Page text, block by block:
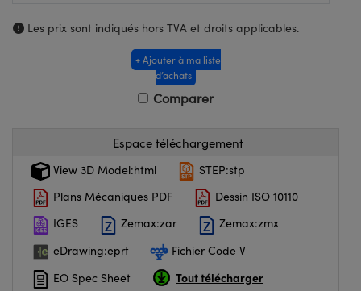
Les prix sont indiqués hors TVA et droits applicables.
+ Ajouter à ma liste
d’achats
Comparer
Espace téléchargement
View 3D Model:html
STEP:stp
Plans Mécaniques PDF
Dessin ISO 10110
IGES
Zemax:zar
Zemax:zmx
eDrawing:eprt
Fichier Code V
EO Spec Sheet
Tout télécharger